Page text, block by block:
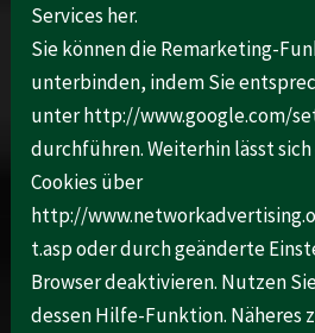
Services her.
Sie können die Remarketing-
unterbinden, indem Sie
unter http://www.google.com/
durchführen. Weiterhin lässt
Cookies über
http://
t.asp oder durch geänderte
Browser deaktivieren. Nutzen
dessen Hilfe-Funktion. Näheres